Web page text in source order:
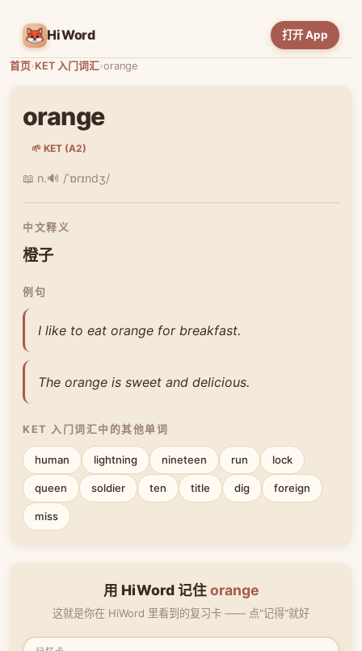
HiWord 打开 App
首页›KET 入门词汇›orange
orange
🌱 KET (A2)
📖 n.🔊 /ˈɒrɪndʒ/
中文释义
橙子
例句
I like to eat orange for breakfast.
The orange is sweet and delicious.
KET 入门词汇中的其他单词
human lightning nineteen run lock
queen soldier ten title dig foreign
miss
用 HiWord 记住orange
这就是你在 HiWord 里看到的复习卡 —— 点"记得"就好